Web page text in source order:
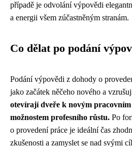
případě je odvolání výpovědi
a energii všem zúčastněným stranám.
Co dělat po podání
Podání výpovědi z dohody o
jako začátek něčeho nového a
otevírají dveře k novým pracovním
možnostem profesního růstu. Po
o provedení práce je ideální čas
zkušenosti a zamyslet se nad svými